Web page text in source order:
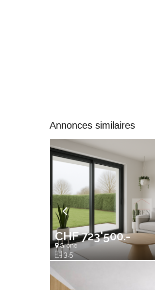
Annonces similaires
CHF 723'500.-
Grône
3.5